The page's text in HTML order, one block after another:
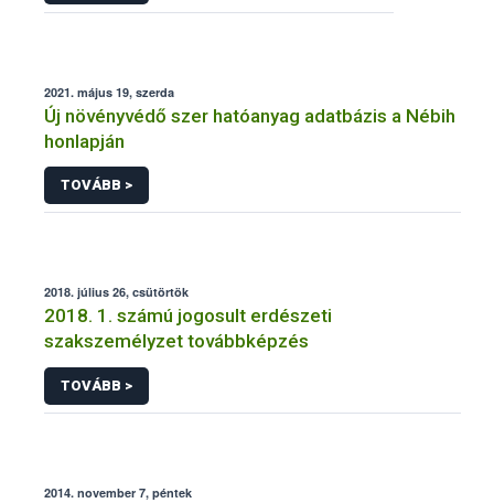
2021. május 19, szerda
Új növényvédő szer hatóanyag adatbázis a Nébih
honlapján
TOVÁBB >
2018. július 26, csütörtök
2018. 1. számú jogosult erdészeti
szakszemélyzet továbbképzés
TOVÁBB >
2014. november 7, péntek